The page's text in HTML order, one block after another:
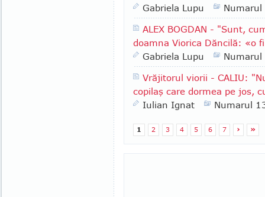
Gabriela Lupu
ALEX BOGDAN - "Sunt,
doamna Viorica Dăncilă: «o
Gabriela Lupu
Vrăjitorul viorii - CALIU:
copilaş care dormea pe jos,
Iulian Ignat
Numarul
1 2 3 4 5 6 7 › »